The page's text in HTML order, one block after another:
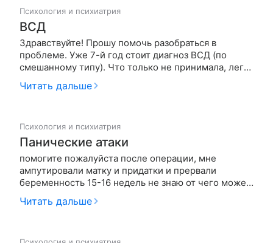
Психология и психиатрия
ВСД
Здравствуйте! Прошу помочь разобраться в
проблеме. Уже 7-й год стоит диагноз ВСД (по
смешанному типу). Что только не принимала, легче
на время.... Постоянные страхи, ожидание новой
волны отрицательного самочувствия.... Врачи
Читать дальше
Психология и психиатрия
Панические атаки
помогите пожалуйста после операции, мне
ампутировали матку и придатки и прервали
беременность 15-16 недель не знаю от чего может
от климакса через 2 месяца после этого началось
это состояние.Вдруг стало тяжело дышать и боль в
Читать дальше